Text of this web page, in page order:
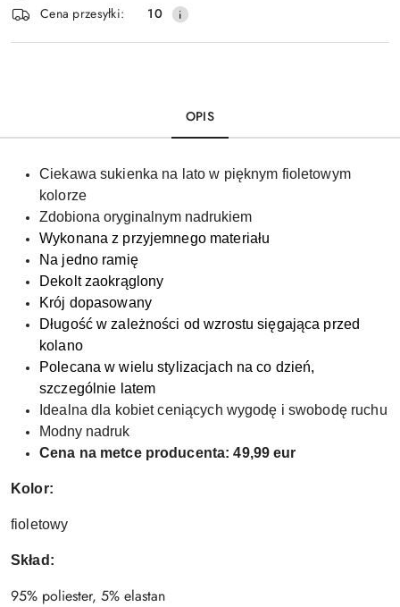
dostawa
Cena przesyłki:
10
OPIS
Ciekawa sukienka na lato w pięknym fioletowym
kolorze
Zdobiona oryginalnym nadrukiem
Wykonana z przyjemnego materiału
Na jedno ramię
Dekolt zaokrąglony
Krój dopasowany
Długość w zależności od wzrostu sięgająca przed
kolano
Polecana w wielu stylizacjach na co dzień,
szczególnie latem
Idealna dla kobiet ceniących wygodę i swobodę ruchu
Modny nadruk
Cena na metce producenta: 49,99 eur
Kolor:
fioletowy
Skład:
95% poliester, 5% elastan